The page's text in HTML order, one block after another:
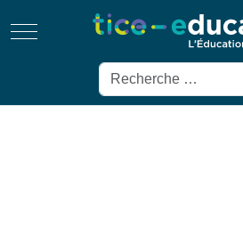
Mobile Menu Toggle
Rechercher